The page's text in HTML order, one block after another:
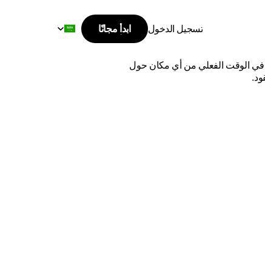
تسجيل الدخول
ابدأ مجانًا